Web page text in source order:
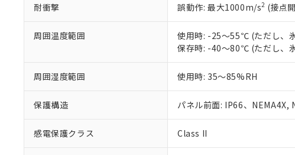
耐衝撃 誤動作: 最大1000m/s2 (接点
周囲温度範囲
使用時: -25～55℃ (ただし、
保存時: -40～80℃ (ただし、
周囲湿度範囲 使用時: 35～85%RH
保護構造 パネル前面: IP66、NEMA4X,
感電保護クラス Class II